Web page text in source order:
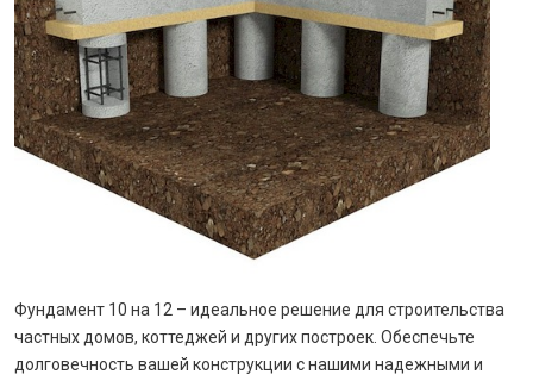
Фундамент 10 на 12 – идеальное решение для строительства
частных домов, коттеджей и других построек. Обеспечьте
долговечность вашей конструкции с нашими надежными и